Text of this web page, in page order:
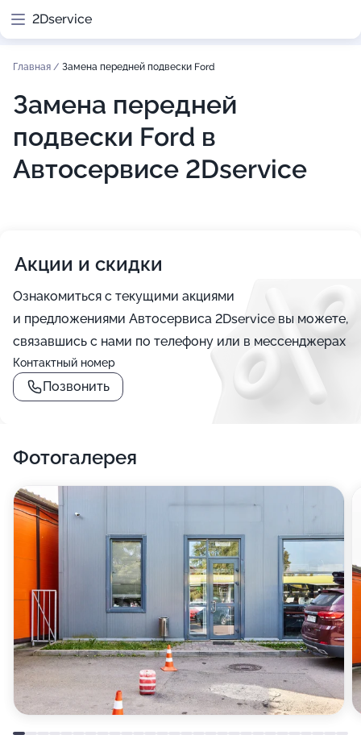
2Dservice
Главная / Замена передней подвески Ford
Замена передней
подвески Ford в
Автосервисе 2Dservice
Акции и скидки
Ознакомиться с текущими акциями
и предложениями Автосервиса 2Dservice вы можете,
связавшись с нами по телефону или в мессенджерах
Контактный номер
Позвонить
Фотогалерея